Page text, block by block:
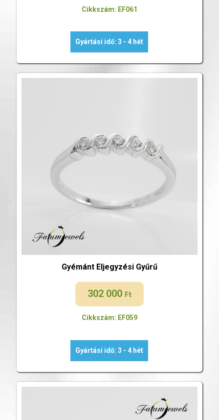
Cikkszám: EF061
Gyártási idő: 3 - 4 hét
Gyémánt Eljegyzési Gyűrű
302 000 Ft
Cikkszám: EF059
Gyártási idő: 3 - 4 hét